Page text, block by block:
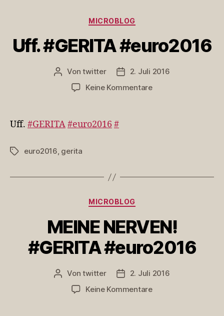
Kategorien
MICROBLOG
Uff. #GERITA #euro2016
Beitragsautor
Vontwitter Veröffentlichungsdatum
2. Juli 2016
Keine Kommentarezu
Uff. #GERITA#euro2016 #
Schlagwörter
euro2016, gerita
Kategorien
MICROBLOG
MEINE NERVEN!
#GERITA #euro2016
Beitragsautor
Vontwitter Veröffentlichungsdatum
2. Juli 2016
Keine Kommentarezu